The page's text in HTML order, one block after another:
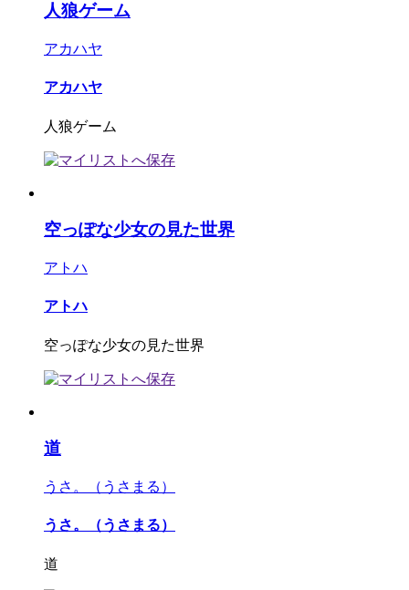
人狼ゲーム
アカハヤ
アカハヤ
人狼ゲーム
空っぽな少女の見た世界
アトハ
アトハ
空っぽな少女の見た世界
道
うさ。（うさまる）
うさ。（うさまる）
道